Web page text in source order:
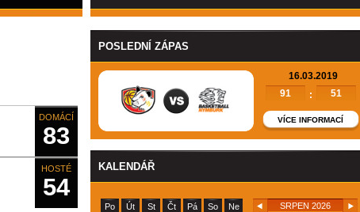
DOMÁCÍ
83
HOSTÉ
54
POSLEDNÍ ZÁPAS
16.03.2019
91
: 51
VÍCE INFORMACÍ
KALENDÁŘ
SRPEN 2026
Po Út St Čt Pá So
Ne